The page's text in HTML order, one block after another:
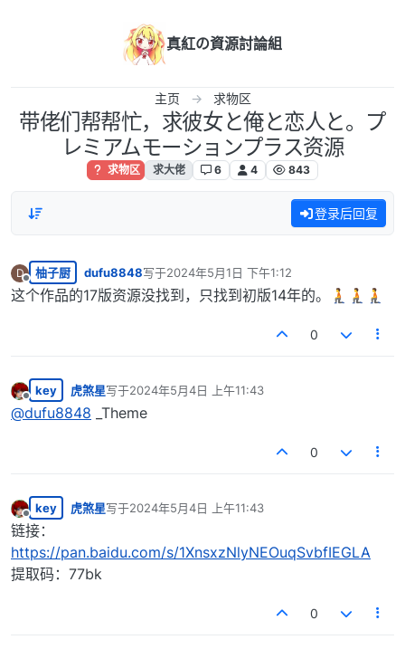
真紅の資源討論組
主页 求物区
带佬们帮帮忙，求彼女と俺と恋人と。プ
レミアムモーションプラス资源
求物区 求大佬 6 4 843
登录后回复
D
离线
柚子厨 dufu8848写于2024年5月1日 下午1:12
最后由 编辑
这个作品的17版资源没找到，只找到初版14年的。🧎🧎🧎
0
离线
key 虎煞星写于2024年5月4日 上午11:43
最后由 编辑
@dufu8848 _Theme
0
离线
key 虎煞星写于2024年5月4日 上午11:43
最后由 编辑
链接：
https://pan.baidu.com/s/1XnsxzNlyNEOuqSvbfIEGLA
提取码：77bk
0